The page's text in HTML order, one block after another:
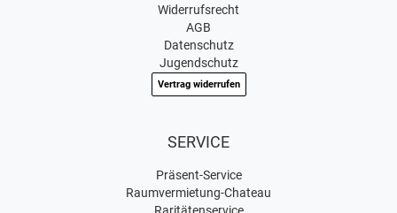
Widerrufsrecht
AGB
Datenschutz
Jugendschutz
Vertrag widerrufen
SERVICE
Präsent-Service
Raumvermietung-Chateau